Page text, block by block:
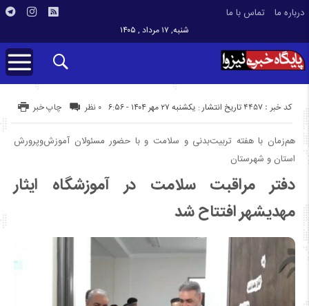
درباره ما تماس با ما
شنبه, ۱۷ مرداد , ۱۴۰۵
تاریخ انتشار : یکشنبه ۲۷ مهر ۱۴۰۴ - ۶:۵۶ کد خبر : 4457 چاپ خبر ۰ نظر
هم‌زمان با هفته تربیت‌بدنی و سلامت و با حضور مسئولان آموزش‌وپرورش
استان و شهرستان
دفتر مراقبت سلامت در آموزشگاه ایثار
مهدیشهر افتتاح شد